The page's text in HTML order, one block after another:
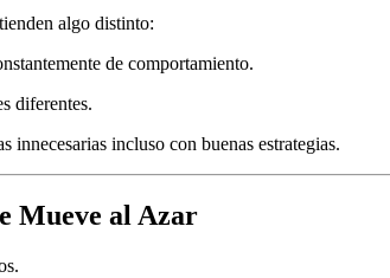
algo distinto:
de comportamiento.
diferentes.
innecesarias incluso con buenas estrategias.
Mueve al Azar